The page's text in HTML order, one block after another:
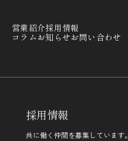
営業紹介採用情報
コラムお知らせお問い合わせ
採用情報
共に働く仲間を募集しています。